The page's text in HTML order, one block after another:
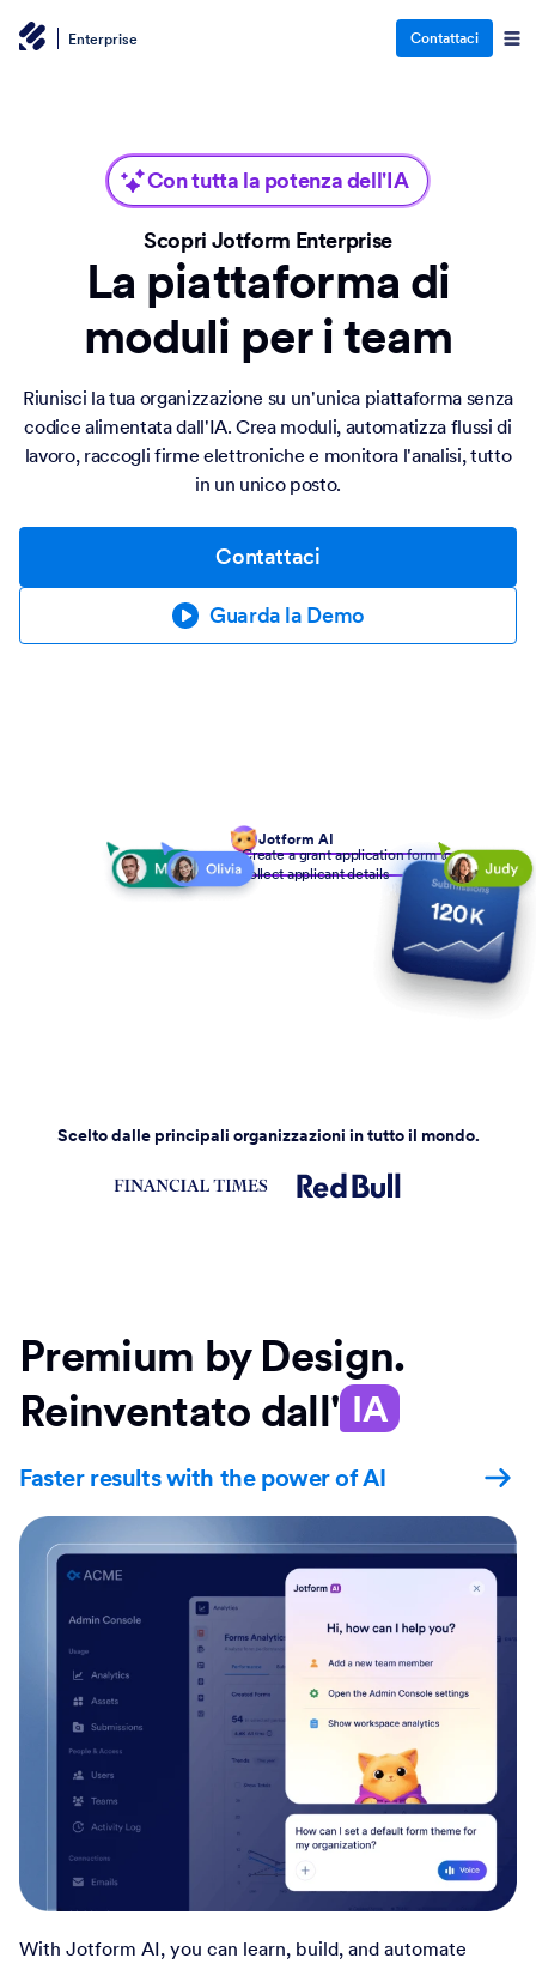
Enterprise Contattaci
Con tutta la potenza dell'IA
Scopri Jotform Enterprise
La piattaforma di
moduli per i team
Riunisci la tua organizzazione su un'unica piattaforma senza
codice alimentata dall'IA. Crea moduli, automatizza flussi di
lavoro, raccogli firme elettroniche e monitora l'analisi, tutto
in un unico posto.
Contattaci
Guarda la Demo
Jotform AI
Create a grant application form to
collect applicant details
Scelto dalle principali organizzazioni in tutto il mondo.
Premium by Design.
Reinventato dall' IA
Faster results with the power of AI
With Jotform AI, you can learn, build, and automate